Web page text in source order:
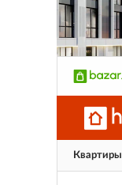
Квартиры